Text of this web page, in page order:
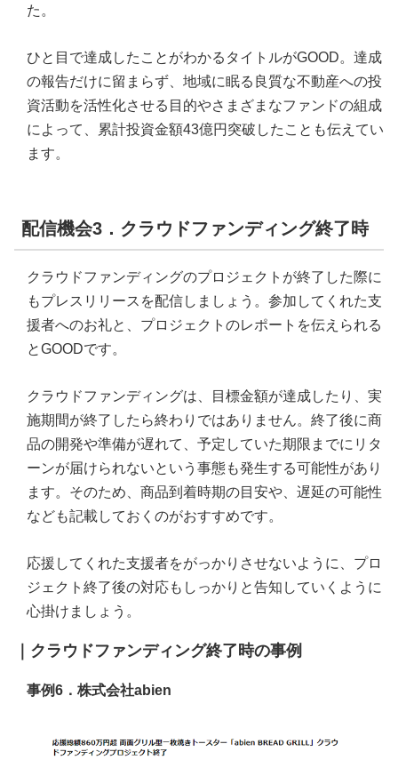
た。
ひと目で達成したことがわかるタイトルがGOOD。達成
の報告だけに留まらず、地域に眠る良質な不動産への投
資活動を活性化させる目的やさまざまなファンドの組成
によって、累計投資金額43億円突破したことも伝えてい
ます。
配信機会3．クラウドファンディング終了時
クラウドファンディングのプロジェクトが終了した際に
もプレスリリースを配信しましょう。参加してくれた支
援者へのお礼と、プロジェクトのレポートを伝えられる
とGOODです。
クラウドファンディングは、目標金額が達成したり、実
施期間が終了したら終わりではありません。終了後に商
品の開発や準備が遅れて、予定していた期限までにリタ
ーンが届けられないという事態も発生する可能性があり
ます。そのため、商品到着時期の目安や、遅延の可能性
なども記載しておくのがおすすめです。
応援してくれた支援者をがっかりさせないように、プロ
ジェクト終了後の対応もしっかりと告知していくように
心掛けましょう。
｜クラウドファンディング終了時の事例
事例6．株式会社abien